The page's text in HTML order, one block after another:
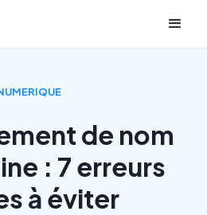
de nom
: 7 erreurs
à éviter